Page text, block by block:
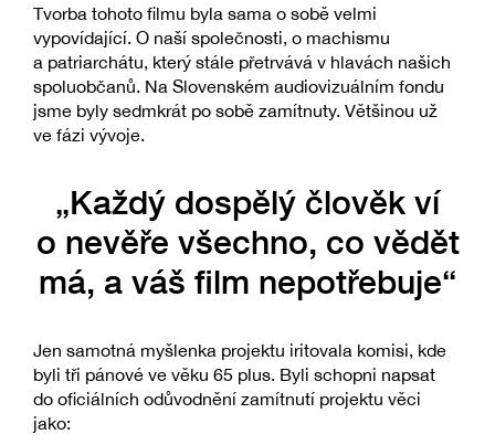
Tvorba tohoto filmu byla sama o sobě velmi
vypovídající. O naší společnosti, o machismu
a patriarchátu, který stále přetrvává v hlavách našich
spoluobčanů. Na Slovenském audiovizuálním fondu
jsme byly sedmkrát po sobě zamítnuty. Většinou už
ve fázi vývoje.
„Každý dospělý člověk ví
o nevěře všechno, co vědět
má, a váš film nepotřebuje“
Jen samotná myšlenka projektu iritovala komisi, kde
byli tři pánové ve věku 65 plus. Byli schopni napsat
do oficiálních odůvodnění zamítnutí projektu věci
jako: